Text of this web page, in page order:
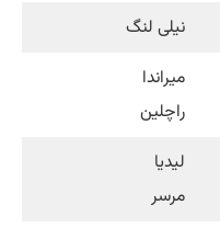
نیلی لنگ
میراندا
راچلین
لیدیا
مرسر